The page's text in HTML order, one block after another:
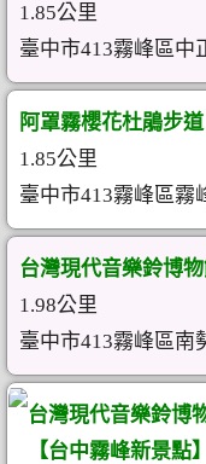
1.85公里
臺中市413霧峰區中
阿罩霧櫻花杜鵑步道
1.85公里
臺中市413霧峰區霧
台灣現代音樂鈴博
1.98公里
臺中市413霧峰區南
台灣現代音樂鈴博
【台中霧峰新景